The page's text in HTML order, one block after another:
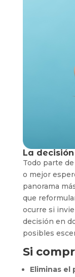
La
Todo parte
o mejor
panorama
que
ocurre si
decisión en
posibles
Si
Eliminas el